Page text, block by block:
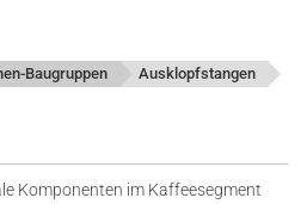
Baugruppen Ausklopfstangen
Komponenten im Kaffeesegment